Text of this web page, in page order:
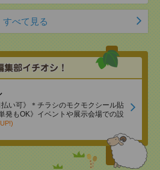
すべて見る
払い可》＊チラシのモクモクシール貼
発もOK》イベントや展示会場での設